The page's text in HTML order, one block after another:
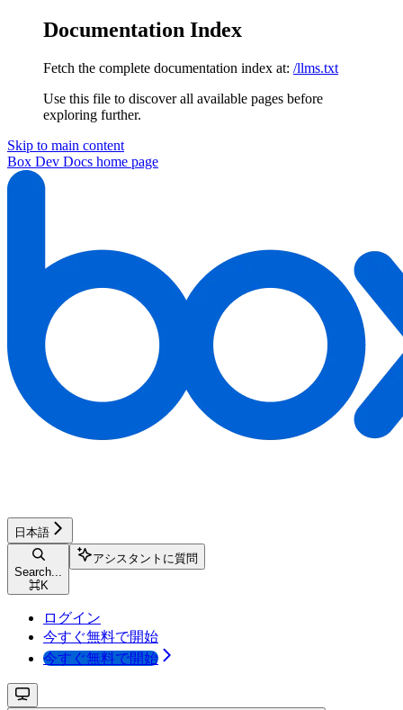
Documentation Index
Fetch the complete documentation index at: /llms.txt
Use this file to discover all available pages before
exploring further.
Skip to main content
Box Dev Docs home page
日本語
Search...
⌘K
アシスタントに質問
ログイン
今すぐ無料で開始
今すぐ無料で開始